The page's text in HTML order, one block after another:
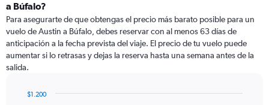
a Búfalo?
Para asegurarte de que obtengas el precio más barato posible para un
vuelo de Austin a Búfalo, debes reservar con al menos 63 días de
anticipación a la fecha prevista del viaje. El precio de tu vuelo puede
aumentar si lo retrasas y dejas la reserva hasta una semana antes de la
salida.
$1.200